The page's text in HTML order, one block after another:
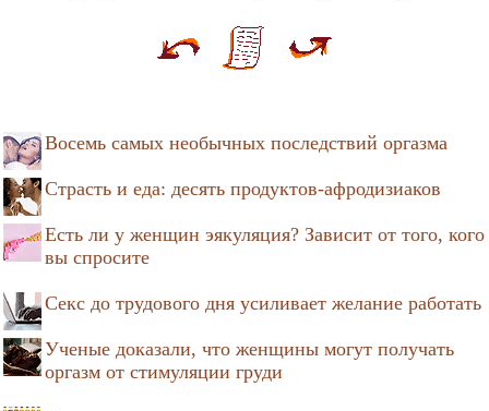
Восемь самых необычных последствий оргазма
Страсть и еда: десять продуктов-афродизиаков
Есть ли у женщин эякуляция? Зависит от того, кого
вы спросите
Секс до трудового дня усиливает желание работать
Ученые доказали, что женщины могут получать
оргазм от стимуляции груди